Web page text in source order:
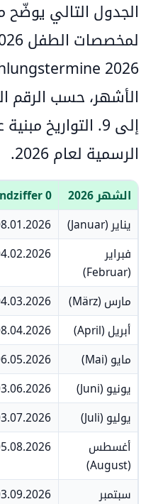
الجدول التالي يوضّح
لمخصصات الطفل 2026
2026)
الأشهر، حسب
إلى 9
. التواريخ
الرسمية لعام 2026.
الشهر 2026 0
يناير (Januar)
فبراير
(Februar)
مارس (März)
أبريل (April)
مايو (Mai)
يونيو (Juni)
يوليو (Juli)
أغسطس
(August)
سبتمبر